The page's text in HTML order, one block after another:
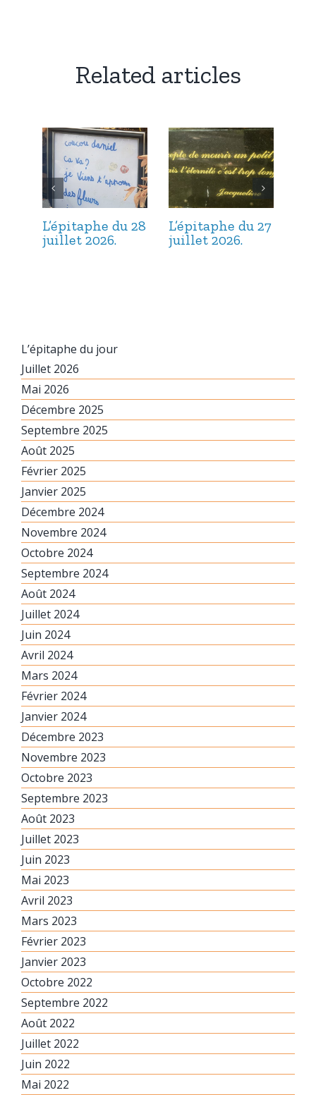
Related articles
L’épitaphe du 28
juillet 2026.
L’épitaphe du 27
juillet 2026.
L’épitaphe du jour
Juillet 2026
Mai 2026
Décembre 2025
Septembre 2025
Août 2025
Février 2025
Janvier 2025
Décembre 2024
Novembre 2024
Octobre 2024
Septembre 2024
Août 2024
Juillet 2024
Juin 2024
Avril 2024
Mars 2024
Février 2024
Janvier 2024
Décembre 2023
Novembre 2023
Octobre 2023
Septembre 2023
Août 2023
Juillet 2023
Juin 2023
Mai 2023
Avril 2023
Mars 2023
Février 2023
Janvier 2023
Octobre 2022
Septembre 2022
Août 2022
Juillet 2022
Juin 2022
Mai 2022